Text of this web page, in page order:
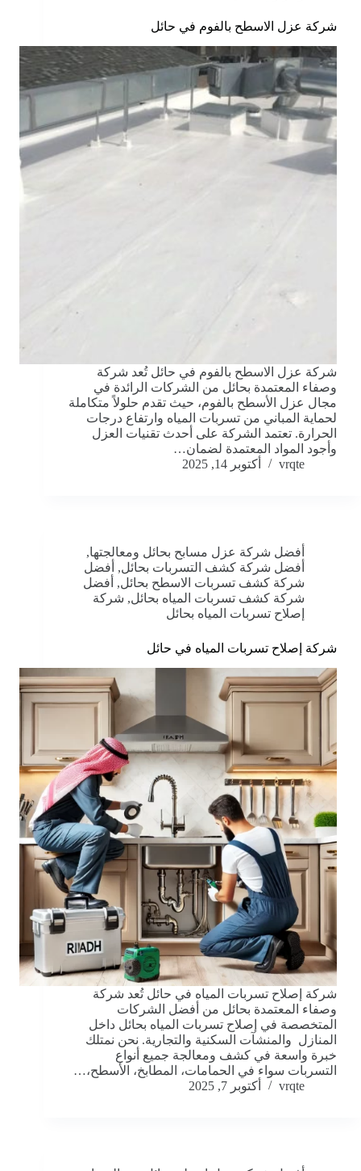
شركة عزل الاسطح بالفوم في حائل
شركة عزل الاسطح بالفوم في حائل تُعد شركة
وصفاء المعتمدة بحائل من الشركات الرائدة في
مجال عزل الأسطح بالفوم، حيث تقدم حلولاً متكاملة
لحماية المباني من تسربات المياه وارتفاع درجات
الحرارة. تعتمد الشركة على أحدث تقنيات العزل
وأجود المواد المعتمدة لضمان…
vrqte
أكتوبر 14, 2025
أفضل شركة عزل مسابح بحائل ومعالجتها,
أفضل شركة كشف التسربات بحائل, أفضل
شركة كشف تسربات الاسطح بحائل, أفضل
شركة كشف تسربات المياه بحائل, شركة
إصلاح تسربات المياه بحائل
شركة إصلاح تسربات المياه في حائل
شركة إصلاح تسربات المياه في حائل تُعد شركة
وصفاء المعتمدة بحائل من أفضل الشركات
المتخصصة في إصلاح تسربات المياه بحائل داخل
المنازل والمنشآت السكنية والتجارية. نحن نمتلك
خبرة واسعة في كشف ومعالجة جميع أنواع
التسربات سواء في الحمامات، المطابخ، الأسطح،…
vrqte
أكتوبر 7, 2025